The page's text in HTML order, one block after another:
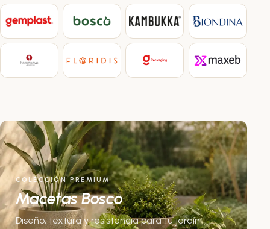
COLECCIÓN PREMIUM
Macetas Bosco
Diseño, textura y resistencia para tu jardín